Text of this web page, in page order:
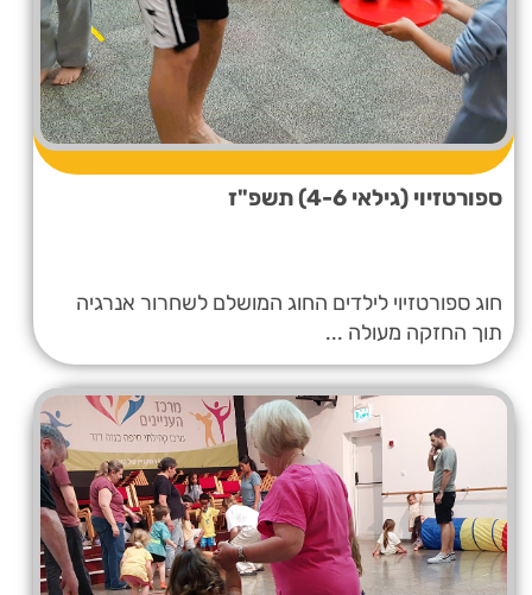
ספורטזיוי (גילאי 4-6) תשפ"ז
חוג ספורטזיוי לילדים החוג המושלם לשחרור אנרגיה
תוך החזקה מעולה ...